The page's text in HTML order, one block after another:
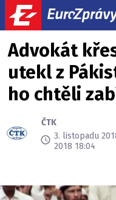
Advokát
utekl z
ho chtěli
ČTK
3. listopadu
2018 18:04